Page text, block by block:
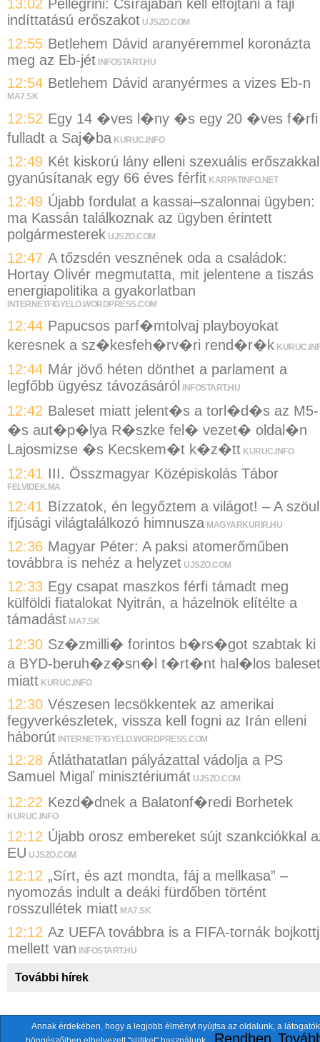
13:02 Pellegrini: Csírájában kell elfojtani a faji
indíttatású erőszakot UJSZO.COM
12:55 Betlehem Dávid aranyéremmel koronázta
meg az Eb-jét INFOSTART.HU
12:54 Betlehem Dávid aranyérmes a vizes Eb-n
MA7.SK
12:52 Egy 14 �ves l�ny �s egy 20 �ves f�rfi
fulladt a Saj�ba KURUC.INFO
12:49 Két kiskorú lány elleni szexuális erőszakkal
gyanúsítanak egy 66 éves férfit KARPATINFO.NET
12:49 Újabb fordulat a kassai–szalonnai ügyben:
ma Kassán találkoznak az ügyben érintett
polgármesterek UJSZO.COM
12:47 A tőzsdén vesznének oda a családok:
Hortay Olivér megmutatta, mit jelentene a tiszás
energiapolitika a gyakorlatban
INTERNETFIGYELO.WORDPRESS.COM
12:44 Papucsos parf�mtolvaj playboyokat
keresnek a sz�kesfeh�rv�ri rend�r�k
12:44 Már jövő héten dönthet a parlament a
legfőbb ügyész távozásáról INFOSTART.HU
12:42 Baleset miatt jelent�s a torl�d�s az M5-
�s aut�p�lya R�szke fel� vezet� oldal�n
Lajosmizse �s Kecskem�t k�z�tt KURUC.INFO
12:41 III. Összmagyar Középiskolás Tábor
FELVIDEK.MA
12:41 Bízzatok, én legyőztem a világot! – A
ifjúsági világtalálkozó himnusza MAGYARKURIR.HU
12:36 Magyar Péter: A paksi atomerőműben
továbbra is nehéz a helyzet UJSZO.COM
12:33 Egy csapat maszkos férfi támadt meg
külföldi fiatalokat Nyitrán, a házelnök elítélte a
támadást MA7.SK
12:30 Sz�zmilli� forintos b�rs�got szabtak ki
a BYD-beruh�z�sn�l t�rt�nt hal�los baleset
miatt KURUC.INFO
12:30 Vészesen lecsökkentek az amerikai
fegyverkészletek, vissza kell fogni az Irán elleni
háborút INTERNETFIGYELO.WORDPRESS.COM
12:28 Átláthatatlan pályázattal vádolja a PS
Samuel Migaľ minisztériumát UJSZO.COM
12:22 Kezd�dnek a Balatonf�redi Borhetek
KURUC.INFO
12:12 Újabb orosz embereket sújt szankciókkal
EU UJSZO.COM
12:12 „Sírt, és azt mondta, fáj a mellkasa” –
nyomozás indult a deáki fürdőben történt
rosszullétek miatt MA7.SK
12:12 Az UEFA továbbra is a FIFA-tornák
mellett van INFOSTART.HU
További hírek
A fentiekkel együtt összesen118 oldaltszemlézünk.
Annak érdekében, hogy a legjobb élményt nyújtsa az oldalunk, a látogatók
Rendben